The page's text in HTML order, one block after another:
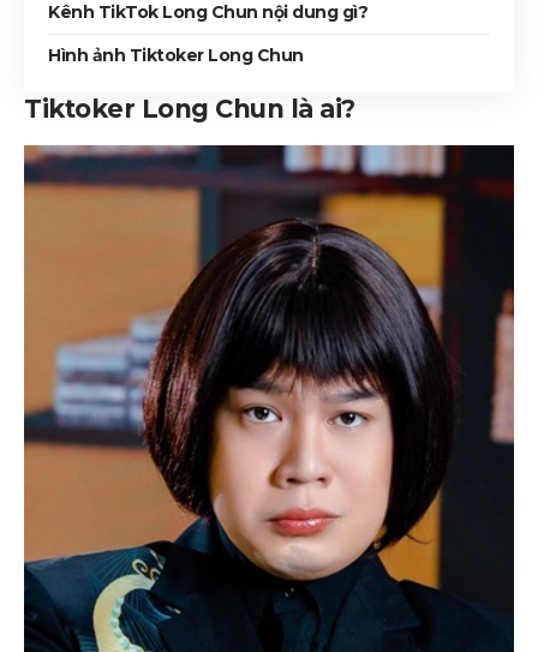
Kênh TikTok Long Chun nội dung gì?
Hình ảnh Tiktoker Long Chun
Tiktoker Long Chun là ai?